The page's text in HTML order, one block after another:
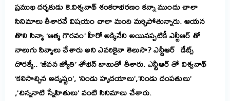
ప్రముఖ దర్శకుడు కె.విశ్వనాథ్ శంకరాభరణం కన్నా ముందు చాలా
సినిమాలు తీశారనే విషయం చాలా మంది మర్చిపోతున్నారు. ఆయన
తొలి సిన్మా ‘ఆత్మ గౌరవం’ హీరో అక్కినేని అయినప్పటికీ ఎన్టీఆర్ తో
నాలుగు సిన్మాలు చేశారు అని ఎవరికైనా తెలుసా? ఎన్టీఆర్ డేట్స్
దొరక్కే.. ‘జీవన జ్యోతి’ శోభన్ బాబుతో తీశారు. ఎన్టీఆర్ తో విశ్వనాథ్
‘కలిసొచ్చిన అదృష్టం’, ‘నిండు హృదయాలు’,’నిండు దంపతులు’
,’చిన్ననాటి స్నేహితులు’ వంటి సినిమాలు చేశారు.